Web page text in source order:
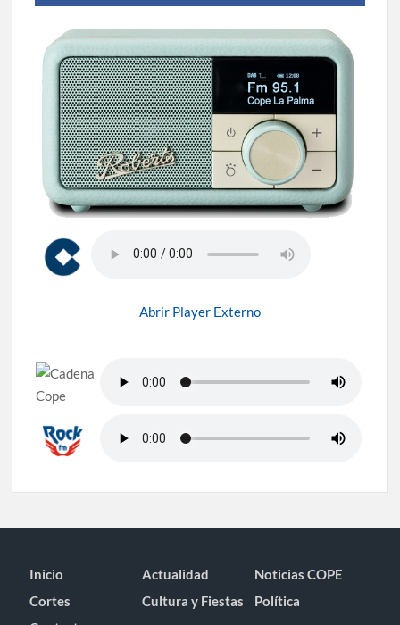
Abrir Player Externo
Inicio Actualidad
Noticias COPE
Cortes
Cultura y Fiestas
Política